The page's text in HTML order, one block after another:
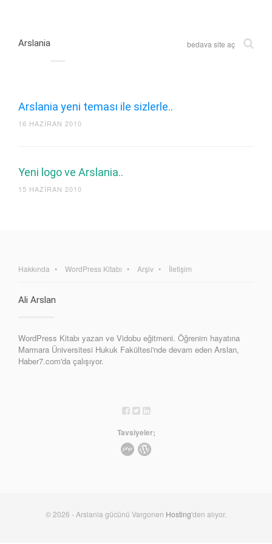
Arslania bedava site aç
Arslania yeni teması ile sizlerle..
16 HAZIRAN 2010
Yeni logo ve Arslania..
15 HAZIRAN 2010
Hakkında WordPress Kitabı Arşiv İletişim
Ali Arslan
WordPress Kitabı yazarı ve Vidobu eğitmeni. Öğrenim hayatına
Marmara Üniversitesi Hukuk Fakültesi'nde devam eden Arslan,
Haber7.com'da çalışıyor.
Tavsiyeler;
© 2026 - Arslania gücünü Vargonen Hosting'den alıyor.